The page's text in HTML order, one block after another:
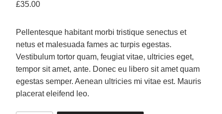
£35.00
Pellentesque habitant morbi tristique senectus et
netus et malesuada fames ac turpis egestas.
Vestibulum tortor quam, feugiat vitae, ultricies eget,
tempor sit amet, ante. Donec eu libero sit amet quam
egestas semper. Aenean ultricies mi vitae est. Mauris
placerat eleifend leo.